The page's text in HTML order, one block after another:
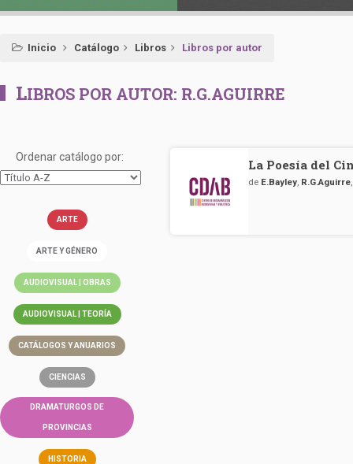
Inicio Catálogo Libros Libros por autor
LIBROS POR AUTOR: R.G.AGUIRRE
Ordenar catálogo por:
ARTE
ARTE Y GÉNERO
AUDIOVISUAL | OBRAS
AUDIOVISUAL | TEORÍA
CATÁLOGOS Y ANUARIOS
CIENCIAS
DRAMATURGOS DE
PROVINCIAS
HISTORIA
La Poesía del
de E.Bayley, R.G.Aguirre